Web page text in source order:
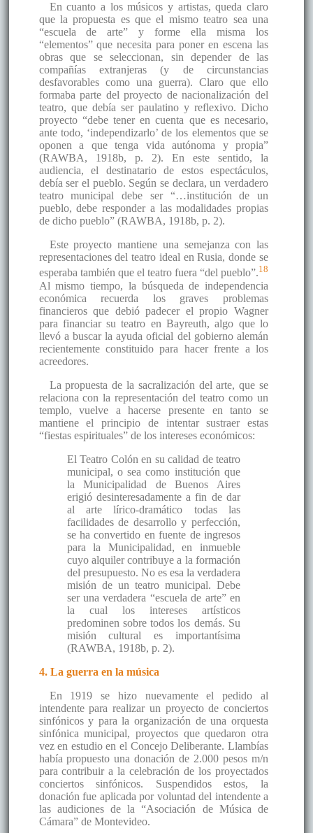
En cuanto a los músicos y artistas, queda claro
que la propuesta es que el mismo teatro sea una
“escuela de arte” y forme ella misma los
“elementos” que necesita para poner en escena las
obras que se seleccionan, sin depender de las
compañías extranjeras (y de circunstancias
desfavorables como una guerra). Claro que ello
formaba parte del proyecto de nacionalización del
teatro, que debía ser paulatino y reflexivo. Dicho
proyecto “debe tener en cuenta que es necesario,
ante todo, ‘independizarlo’ de los elementos que se
oponen a que tenga vida autónoma y propia”
(RAWBA, 1918b, p. 2). En este sentido, la
audiencia, el destinatario de estos espectáculos,
debía ser el pueblo. Según se declara, un verdadero
teatro municipal debe ser “…institución de un
pueblo, debe responder a las modalidades propias
de dicho pueblo” (RAWBA, 1918b, p. 2).
Este proyecto mantiene una semejanza con las
representaciones del teatro ideal en Rusia, donde se
esperaba también que el teatro fuera “del pueblo”.18
Al mismo tiempo, la búsqueda de independencia
económica recuerda los graves problemas
financieros que debió padecer el propio Wagner
para financiar su teatro en Bayreuth, algo que lo
llevó a buscar la ayuda oficial del gobierno alemán
recientemente constituido para hacer frente a los
acreedores.
La propuesta de la sacralización del arte, que se
relaciona con la representación del teatro como un
templo, vuelve a hacerse presente en tanto se
mantiene el principio de intentar sustraer estas
“fiestas espirituales” de los intereses económicos:
El Teatro Colón en su calidad de teatro
municipal, o sea como institución que
la Municipalidad de Buenos Aires
erigió desinteresadamente a fin de dar
al arte lírico-dramático todas las
facilidades de desarrollo y perfección,
se ha convertido en fuente de ingresos
para la Municipalidad, en inmueble
cuyo alquiler contribuye a la formación
del presupuesto. No es esa la verdadera
misión de un teatro municipal. Debe
ser una verdadera “escuela de arte” en
la cual los intereses artísticos
predominen sobre todos los demás. Su
misión cultural es importantísima
(RAWBA, 1918b, p. 2).
4. La guerra en la música
En 1919 se hizo nuevamente el pedido al
intendente para realizar un proyecto de conciertos
sinfónicos y para la organización de una orquesta
sinfónica municipal, proyectos que quedaron otra
vez en estudio en el Concejo Deliberante. Llambías
había propuesto una donación de 2.000 pesos m/n
para contribuir a la celebración de los proyectados
conciertos sinfónicos. Suspendidos estos, la
donación fue aplicada por voluntad del intendente a
las audiciones de la “Asociación de Música de
Cámara” de Montevideo.